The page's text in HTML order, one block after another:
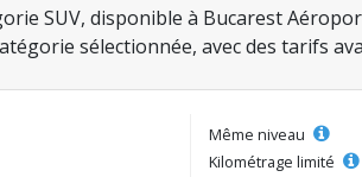
SUV, disponible à Bucarest
sélectionnée, avec des tarifs
Même niveau
Kilométrage limité